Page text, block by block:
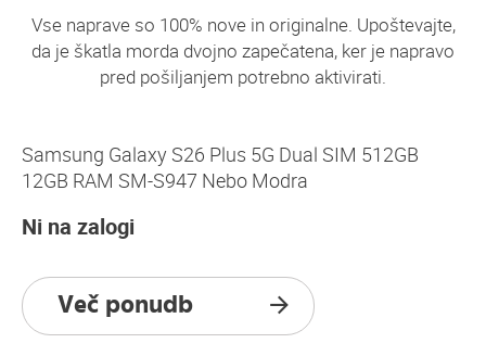
Vse naprave so 100% nove in originalne. Upoštevajte,
da je škatla morda dvojno zapečatena, ker je napravo
pred pošiljanjem potrebno aktivirati.
Samsung Galaxy S26 Plus 5G Dual SIM 512GB
12GB RAM SM-S947 Nebo Modra
Ni na zalogi
Več ponudb